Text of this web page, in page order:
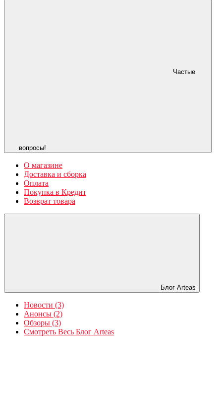
Частые
вопросы!
О магазине
Доставка и сборка
Оплата
Покупка в Кредит
Возврат товара
Блог Arteas
Новости (3)
Анонсы (2)
Обзоры (3)
Смотреть Весь Блог Arteas